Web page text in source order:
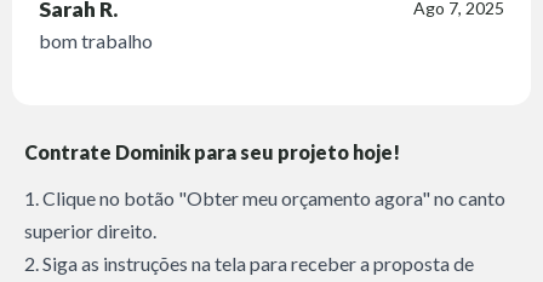
Ago 7, 2025
Sarah R.
bom trabalho
Contrate Dominik para seu projeto hoje!
1. Clique no botão "Obter meu orçamento agora" no canto
superior direito.
2. Siga as instruções na tela para receber a proposta de